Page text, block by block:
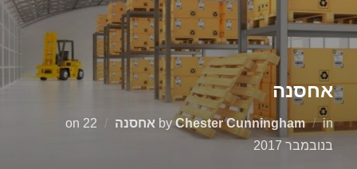
אחסנה
by Chester Cunningham in אחסנה on
Posted 22
בנובמבר 2017